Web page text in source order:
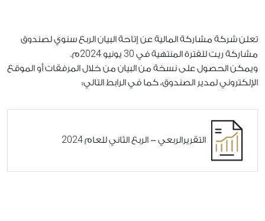
تعلن شركة مشاركة المالية عن إتاحة البيان الربع سنوي لصندوق
مشاركة ريت للفترة المنتهية في 30 يونيو 2024م.
ويمكن الحصول على نسخة من البيان من خلال المرفقات أو الموقع
الإلكتروني لمدير الصندوق، كما في الرابط التالي:
التقريرالربعي - الربع الثاني للعام2024